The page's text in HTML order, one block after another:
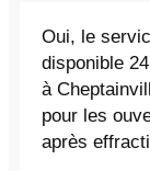
Oui, le
disponible
à
pour les
après